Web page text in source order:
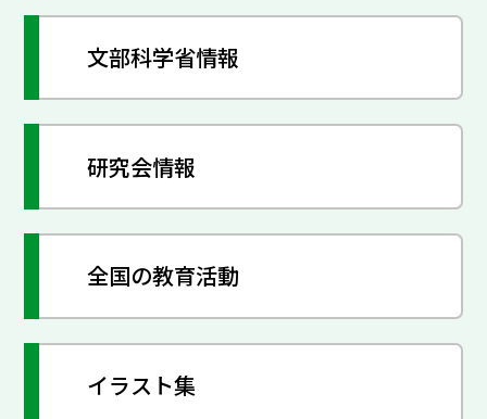
文部科学省情報
研究会情報
全国の教育活動
イラスト集